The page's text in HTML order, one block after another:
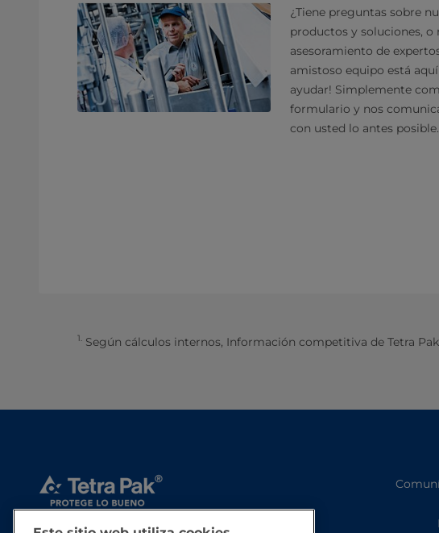
¿Tiene preguntas sobre
productos y soluciones, o
asesoramiento de
amistoso equipo está
ayudar! Simplemente
formulario y nos
con usted lo antes posible.
1. Según cálculos internos, Información competitiva de Tetra